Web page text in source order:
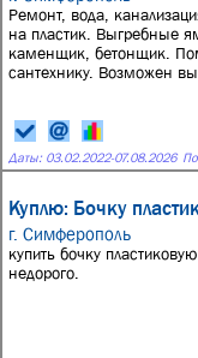
Ремонт, вода,
на пластик. Выгребные
каменщик, бетонщик.
сантехнику. Возможен
Даты: 03.02.2022-07.08.2026
Куплю: Бочку
г. Симферополь
купить бочку
недорого.